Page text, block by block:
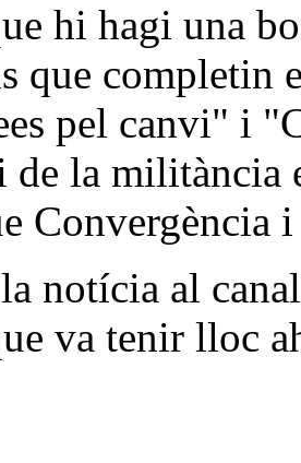
hi hagi una
que completin
pel canvi" i
de la militància
Convergència
notícia al
va tenir lloc